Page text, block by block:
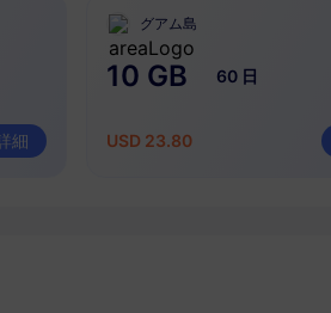
細
グアム島
10 GB 60 日
USD 23.80